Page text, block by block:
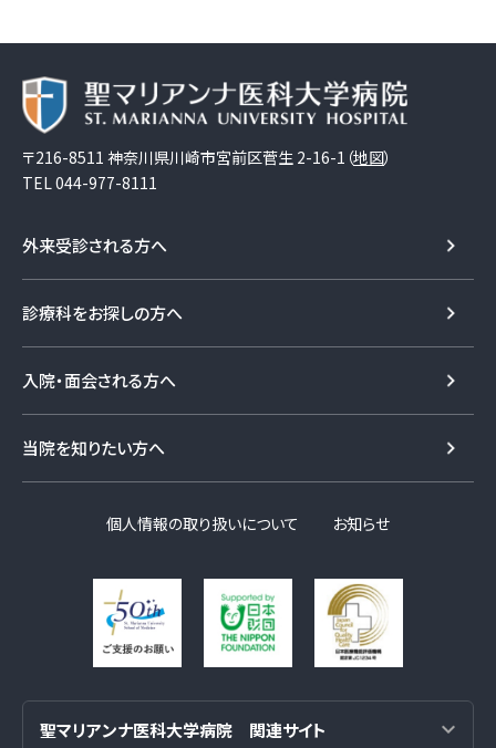
〒216-8511 神奈川県川崎市宮前区菅生 2-16-1（地図）
TEL044-977-8111
外来受診される方へ
診療科をお探しの方へ
入院・面会される方へ
当院を知りたい方へ
個人情報の取り扱いについて お知らせ